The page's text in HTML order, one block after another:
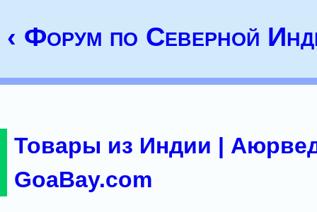
‹ Форум по Северной
Товары из Индии |
GoaBay.com